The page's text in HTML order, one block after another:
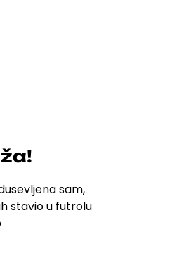
sam,
stavio u futrolu